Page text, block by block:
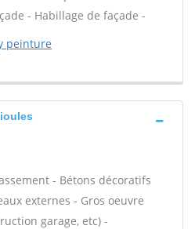
- Habillage de façade -
peinture
- Bétons décoratifs
externes - Gros oeuvre
garage, etc) -